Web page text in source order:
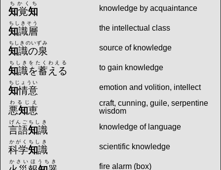
知覚知
ちかくち
knowledge by acquaintance
知識層
ちしきそう
the intellectual class
知識の泉
ちしきのいずみ
source of knowledge
知識を蓄える
ちしきをたくわえる
to gain knowledge
知情意
ちじょうい
emotion and volition, intellect
悪知恵
わるじえ
craft, cunning, guile, serpentine
wisdom
言語知識
げんごちしき
knowledge of language
科学知識
かがくちしき
scientific knowledge
かさいほうちき
fire alarm (box)